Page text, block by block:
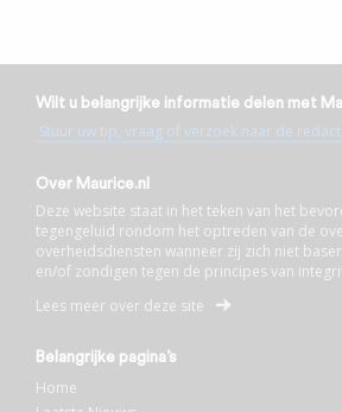
Wilt u belangrijke informatie delen met
Stuur uw tip, vraag of verzoek naar de
Over Maurice.nl
Deze website staat in het teken van het
tegengeluid rondom het optreden van de
overheidsdiensten wanneer zij zich niet
en/of zondigen tegen de principes van
Lees meer over deze site
Belangrijke pagina’s
Home